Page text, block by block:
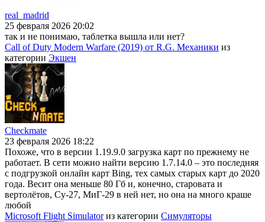
real_madrid
25 февраля 2026 20:02
так и не понимаю, таблетка вышла или нет?
Call of Duty Modern Warfare (2019) от R.G. Механики из
категории Экшен
Checkmate
23 февраля 2026 18:22
Похоже, что в версии 1.19.9.0 загрузка карт по прежнему не
работает. В сети можно найти версию 1.7.14.0 – это последняя
с подгрузкой онлайн карт Bing, тех самых старых карт до 2020
года. Весит она меньше 80 Гб и, конечно, старовата и
вертолётов, Су-27, МиГ-29 в ней нет, но она на много краше
любой
Microsoft Flight Simulatorиз категории Симуляторы